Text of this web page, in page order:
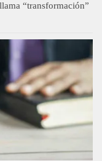
“transformación”